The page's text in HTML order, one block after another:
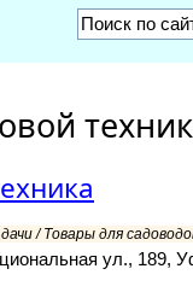
/ Товары для
ул., 189,